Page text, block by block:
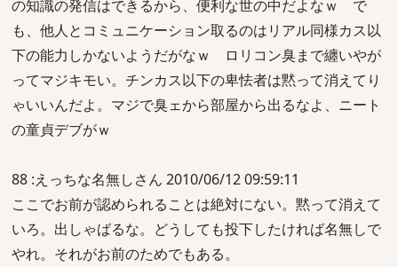
の知識の発信はできるから、便利な世の中だよなｗ で
も、他人とコミュニケーション取るのはリアル同様カス以
下の能力しかないようだがなｗ ロリコン臭まで纏いやが
ってマジキモい。チンカス以下の卑怯者は黙って消えてり
ゃいいんだよ。マジで臭ェから部屋から出るなよ、ニート
の童貞デブがｗ
88 :えっちな名無しさん 2010/06/12 09:59:11
ここでお前が認められることは絶対にない。黙って消えて
いろ。出しゃばるな。どうしても投下したければ名無しで
やれ。それがお前のためでもある。